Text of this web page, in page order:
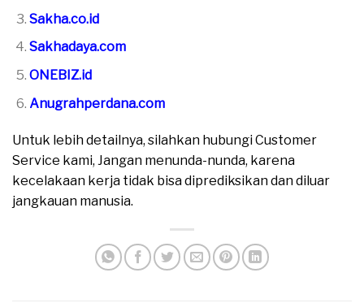
Sakha.co.id
Sakhadaya.com
ONEBIZ.id
Anugrahperdana.com
Untuk lebih detailnya, silahkan hubungi Customer
Service kami, Jangan menunda-nunda, karena
kecelakaan kerja tidak bisa diprediksikan dan diluar
jangkauan manusia.